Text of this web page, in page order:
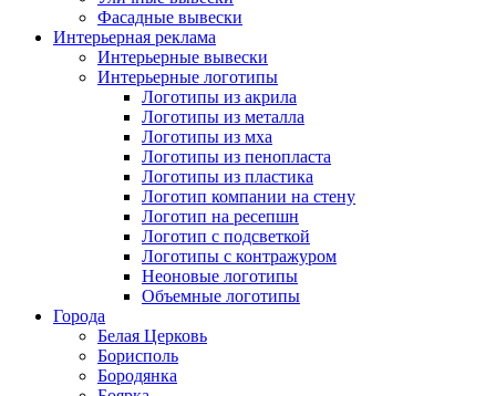
Фасадные вывески
Интерьерная реклама
Интерьерные вывески
Интерьерные логотипы
Логотипы из акрила
Логотипы из металла
Логотипы из мха
Логотипы из пенопласта
Логотипы из пластика
Логотип компании на стену
Логотип на ресепшн
Логотип с подсветкой
Логотипы с контражуром
Неоновые логотипы
Объемные логотипы
Города
Белая Церковь
Борисполь
Бородянка